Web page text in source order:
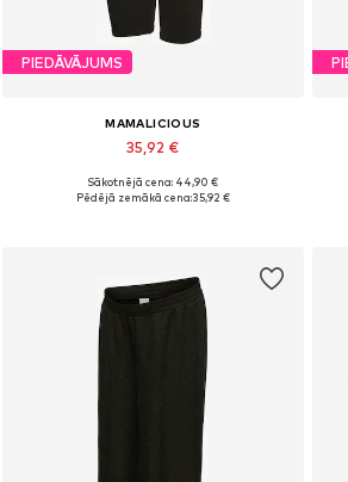
PIEDĀVĀJUMS
MAMALICIOUS
35,92 €
Pieejamie izmēri: S-M, L-XL
Sākotnējā cena: 44,90 €
Pēdējā zemākā cena:35,92 €